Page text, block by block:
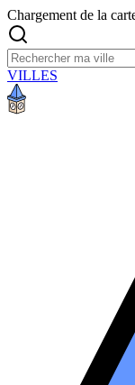
Chargement de la
VILLES